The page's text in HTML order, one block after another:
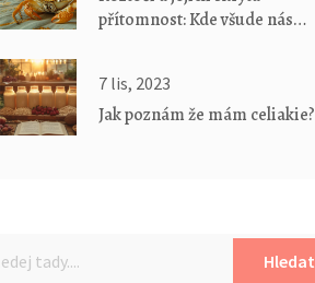
přítomnost: Kde všude nás
7 lis, 2023
Jak poznám že mám celiakie?
Hledat